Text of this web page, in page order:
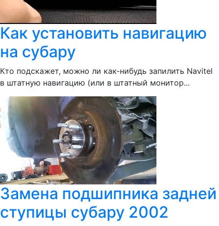
Как установить навигацию
на субару
Кто подскажет, можно ли как-нибудь запилить Navitel
в штатную навигацию (или в штатный монитор...
Замена подшипника задней
ступицы субару 2002